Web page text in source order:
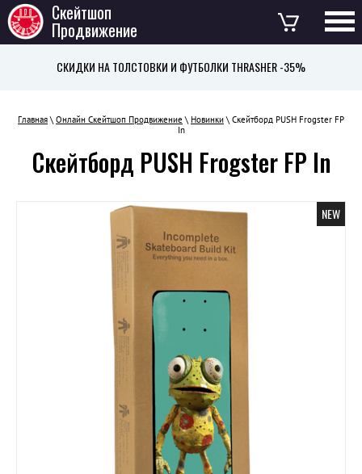
Скейтшоп
Продвижение
СКИДКИ НА ТОЛСТОВКИ И ФУТБОЛКИ THRASHER -35%
Главная\ Онлайн Скейтшоп Продвижение \ Новинки\ Скейтборд PUSH Frogster FP
In
Скейтборд PUSH Frogster FP In
NEW